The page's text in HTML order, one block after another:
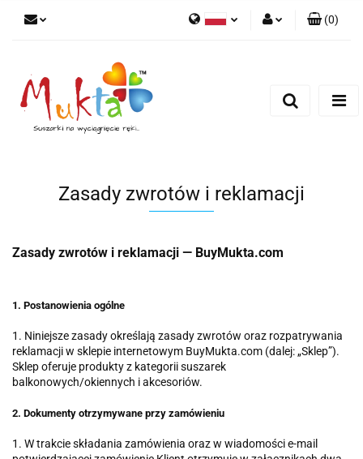
(0)
Zasady zwrotów i reklamacji
Zasady zwrotów i reklamacji — BuyMukta.com
1. Postanowienia ogólne
1. Niniejsze zasady określają zasady zwrotów oraz rozpatrywania
reklamacji w sklepie internetowym BuyMukta.com (dalej: „Sklep”).
Sklep oferuje produkty z kategorii suszarek
balkonowych/okiennych i akcesoriów.
2. Dokumenty otrzymywane przy zamówieniu
1. W trakcie składania zamówienia oraz w wiadomości e-mail